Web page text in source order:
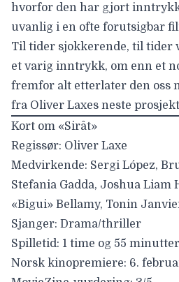
hvorfor den har gjort
uvanlig i en ofte forutsigbar
Til tider sjokkerende, til tider
et varig inntrykk, om enn et
fremfor alt etterlater den oss
fra Oliver Laxes neste
Kort om «Sirât»
Regissør: Oliver Laxe
Medvirkende: Sergi López,
Stefania Gadda, Joshua Liam
«Bigui» Bellamy, Tonin
Sjanger: Drama/thriller
Spilletid: 1 time og 55 minutter
Norsk kinopremiere: 6.